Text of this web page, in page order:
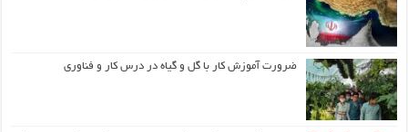
ضرورت آموزش کار با گل و گیاه در درس کار و فناوری